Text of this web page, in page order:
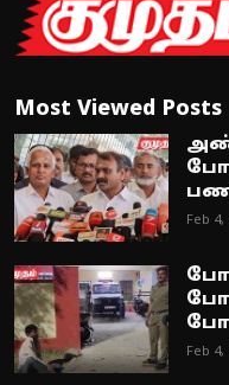
Most Viewed Posts
Feb 4,
Feb 4,